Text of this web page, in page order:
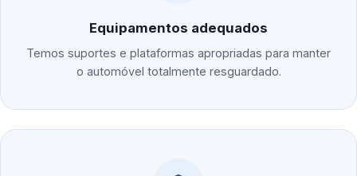
Equipamentos adequados
Temos suportes e plataformas apropriadas para manter
o automóvel totalmente resguardado.